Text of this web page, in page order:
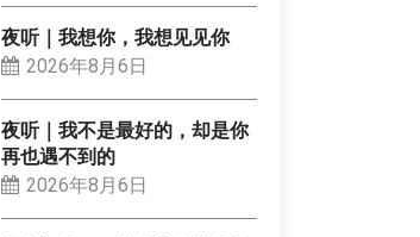
夜听｜我想你，我想见见你
2026年8月6日
夜听｜我不是最好的，却是你
再也遇不到的
2026年8月6日